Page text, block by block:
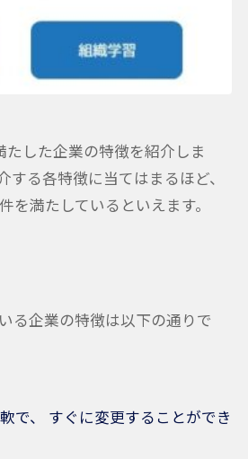
した企業の特徴を紹介しま
する各特徴に当てはまるほど、
を満たしているといえます。
る企業の特徴は以下の通りで
で、 すぐに変更することができ